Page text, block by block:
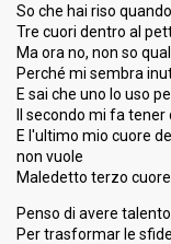
So che hai riso
Tre cuori dentro al
Ma ora no, non so
Perché mi sembra
E sai che uno lo uso
Il secondo mi fa
E l'ultimo mio cuore
non vuole
Maledetto terzo cuore
Penso di avere talento
Per trasformar le